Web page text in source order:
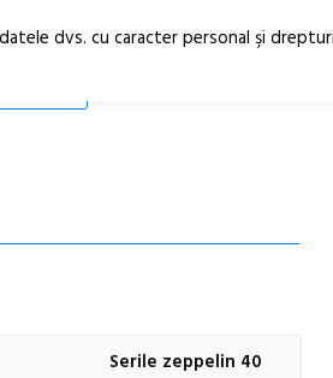
RO
EN
Serile zeppelin 40
dvs. cu caracter personal şi